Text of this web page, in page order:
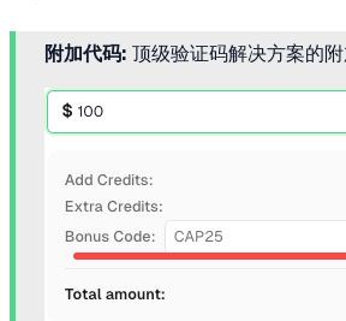
附加代码: 顶级验证码解决方案的附